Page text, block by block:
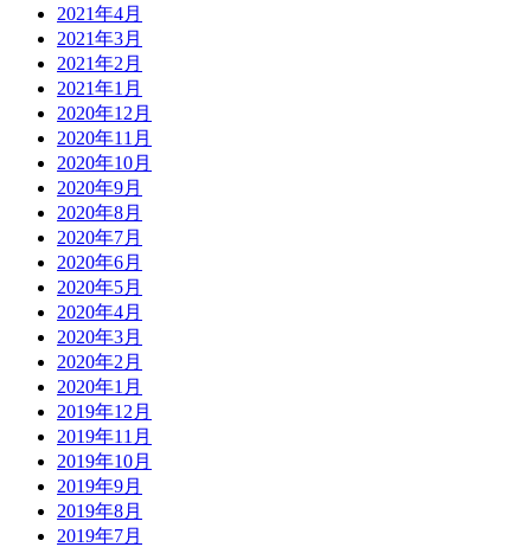
2021年4月
2021年3月
2021年2月
2021年1月
2020年12月
2020年11月
2020年10月
2020年9月
2020年8月
2020年7月
2020年6月
2020年5月
2020年4月
2020年3月
2020年2月
2020年1月
2019年12月
2019年11月
2019年10月
2019年9月
2019年8月
2019年7月